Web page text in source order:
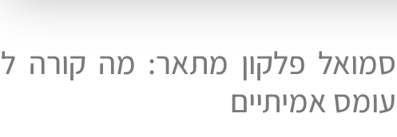
סמואל פלקון מתאר: מה קורה
עומס אמיתיים